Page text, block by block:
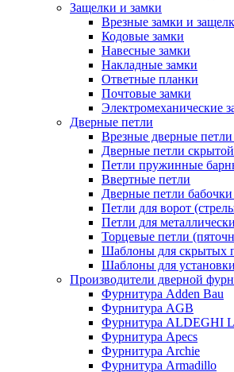
Защелки и замки
Врезные замки и
Кодовые замки
Навесные замки
Накладные замки
Ответные планки
Почтовые замки
Электромеханические
Дверные петли
Врезные дверные
Дверные петли
Петли пружинные
Ввертные петли
Дверные петли бабочки
Петли для ворот
Петли для
Торцевые петли
Шаблоны для скрытых
Шаблоны для
Производители дверной
Фурнитура Adden Bau
Фурнитура AGB
Фурнитура ALDEGHI
Фурнитура Apecs
Фурнитура Archie
Фурнитура Armadillo